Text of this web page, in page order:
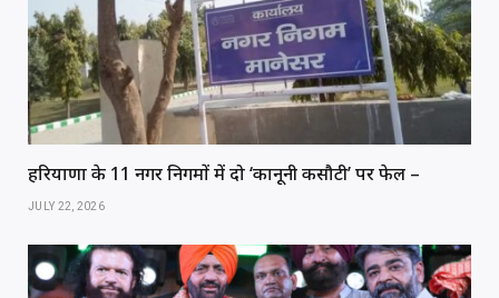
हरियाणा के 11 नगर निगमों में दो ‘कानूनी कसौटी’ पर फेल –
JULY 22, 2026